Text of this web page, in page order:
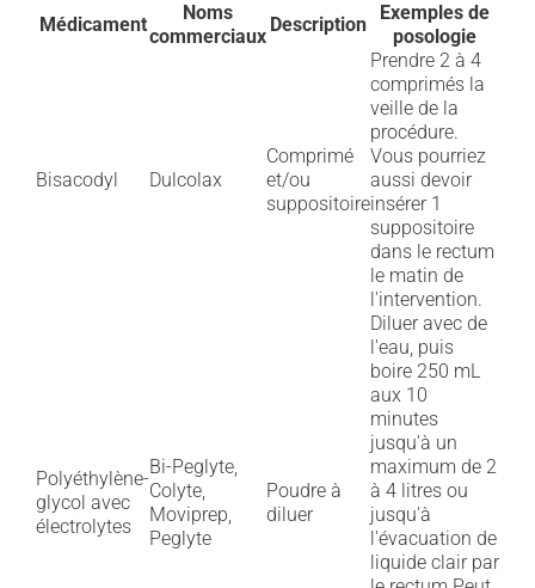
Médicament
Noms
commerciaux
Description
Exemples de
posologie
Bisacodyl Dulcolax
Comprimé
et/ou
suppositoire
Prendre 2 à 4
comprimés la
veille de la
procédure.
Vous pourriez
aussi devoir
insérer 1
suppositoire
dans le rectum
le matin de
l'intervention.
Polyéthylène-
glycol avec
électrolytes
Bi-Peglyte,
Colyte,
Moviprep,
Peglyte
Poudre à
diluer
Diluer avec de
l'eau, puis
boire 250 mL
aux 10
minutes
jusqu'à un
maximum de 2
à 4 litres ou
jusqu'à
l'évacuation de
liquide clair par